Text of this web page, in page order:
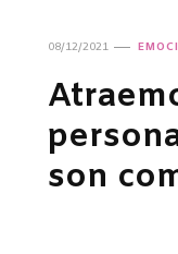
08/12/2021
son